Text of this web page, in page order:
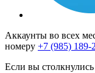
Аккаунты во всех
номеру +7 (985) 189-
Если вы